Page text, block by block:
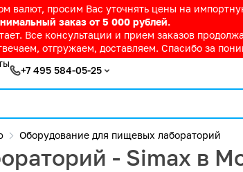
валют, просим Вас уточнять цены на
заказ от 5 000 рублей.
Все консультации и прием заказов
отгружаем, доставляем. Спасибо за
+7 495 584-05-25
Оборудование для пищевых лабораторий
- Simax в